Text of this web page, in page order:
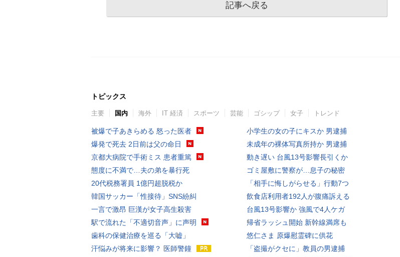
記事へ戻る
トピックス
主要 国内 海外 IT 経済 スポーツ 芸能 ゴシップ 女子 トレンド
被爆で子あきらめる 怒った医者
爆発で死去 2日前は父の命日
京都大病院で手術ミス 患者重篤
態度に不満で…夫の弟を暴行死
20代税務署員 1億円超脱税か
韓国サッカー「性接待」SNS紛糾
一言で激昂 巨漢が女子高生殺害
駅で流れた「不適切音声」に声明
歯科の保健治療を巡る「大嘘」
汗悩みが将来に影響？ 医師警鐘
小学生の女の子にキスか 男逮捕
未成年の裸体写真所持か 男逮捕
動き遅い 台風13号影響長引くか
ゴミ屋敷に警察が…息子の秘密
「相手に悔しがらせる」行動7つ
飲食店利用者192人が腹痛訴える
台風13号影響か 強風で4人ケガ
帰省ラッシュ開始 新幹線満席も
悠仁さま 原爆慰霊碑に供花
「盗撮がクセに」教員の男逮捕